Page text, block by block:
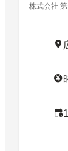
株式会社